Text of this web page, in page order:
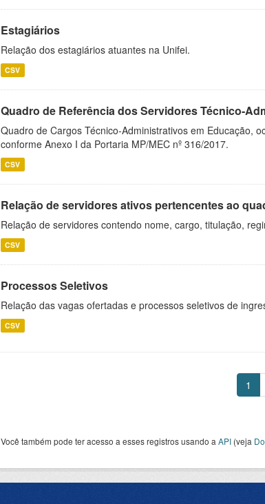
Estagiários
Relação dos estagiários atuantes na Unifei.
CSV
Quadro de Referência dos Servidores Técnico-
Quadro de Cargos Técnico-Administrativos em Educação,
conforme Anexo I da Portaria MP/MEC nº 316/2017.
CSV
Relação de servidores ativos pertencentes ao
Relação de servidores contendo nome, cargo, titulação,
CSV
Processos Seletivos
Relação das vagas ofertadas e processos seletivos de
CSV
1
Você também pode ter acesso a esses registros usando a API (veja